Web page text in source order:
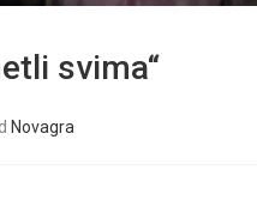
svima“
Novagra